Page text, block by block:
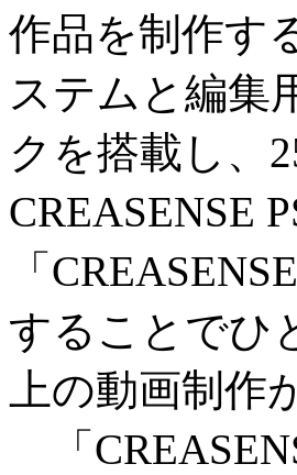
作品を制作す
ステムと編集
クを搭載し、
CREASENSE
「
することでひ
上の動画制作
「